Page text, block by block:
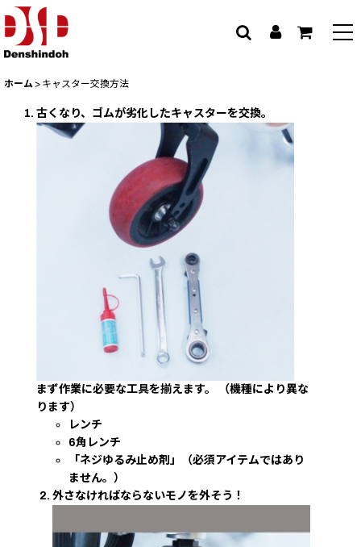
ホーム > キャスター交換方法
古くなり、ゴムが劣化したキャスターを交換。
まず作業に必要な工具を揃えます。 （機種により異な
ります）
レンチ
6角レンチ
「ネジゆるみ止め剤」（必須アイテムではあり
ません。）
外さなければならないモノを外そう！